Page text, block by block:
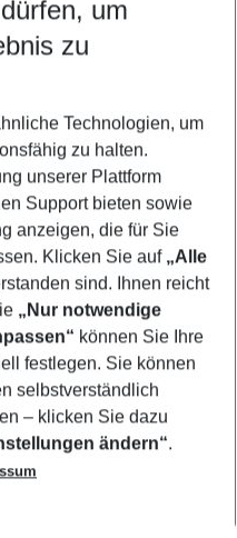
um
zu
Technologien, um
zu halten.
unserer Plattform
Support bieten sowie
anzeigen, die für Sie
Klicken Sie auf „Alle
sind. Ihnen reicht
„Nur notwendige
können Sie Ihre
festlegen. Sie können
selbstverständlich
– klicken Sie dazu
ändern“.